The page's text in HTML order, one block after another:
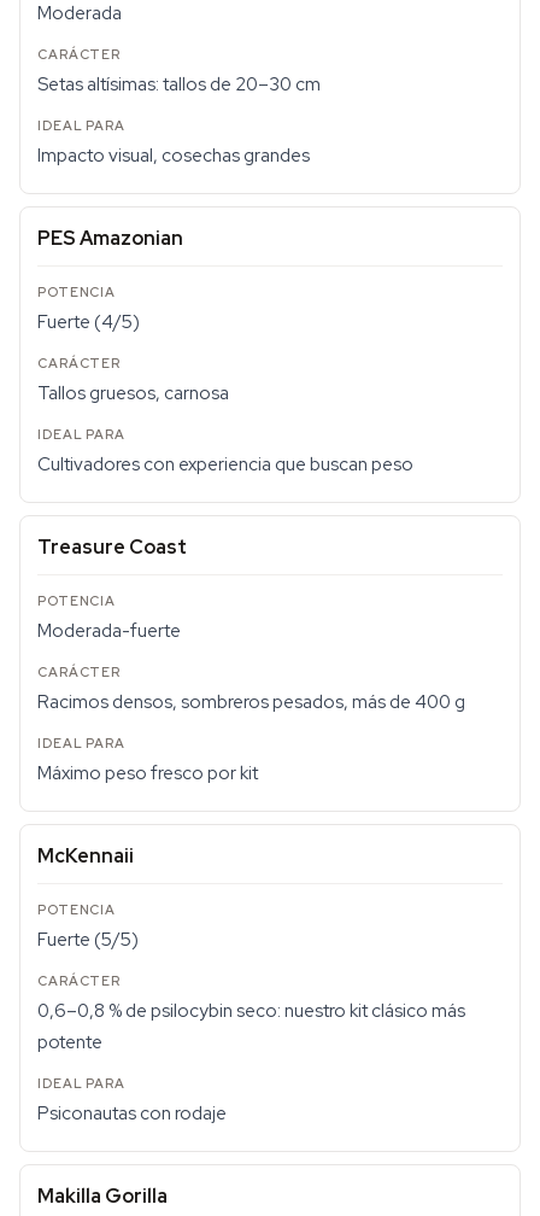
Moderada
Setas altísimas: tallos de 20–30 cm
Impacto visual, cosechas grandes
PES Amazonian
Fuerte (4/5)
Tallos gruesos, carnosa
Cultivadores con experiencia que buscan peso
Treasure Coast
Moderada-fuerte
Racimos densos, sombreros pesados, más de 400 g
Máximo peso fresco por kit
McKennaii
Fuerte (5/5)
0,6–0,8 % de psilocybin seco: nuestro kit clásico más
potente
Psiconautas con rodaje
Makilla Gorilla